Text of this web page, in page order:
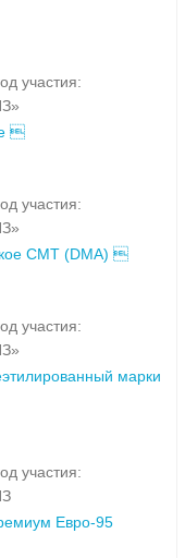
участия:

участия:
СМТ (DMA) 
участия:
марки
участия:
Евро-95